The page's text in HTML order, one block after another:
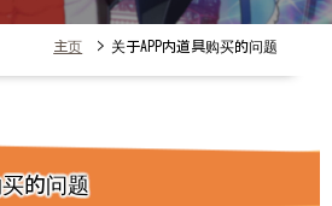
主页 > 关于APP内道具购买的问题
买的问题